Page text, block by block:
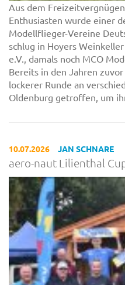
Aus dem
Enthusiasten wurde einer
Modellflieger-Vereine
schlug in Hoyers
e.V., damals noch MCO
Bereits in den Jahren
lockerer Runde an
Oldenburg getroffen, um
10.07.2026 JAN SCHNARE
aero-naut Lilienthal